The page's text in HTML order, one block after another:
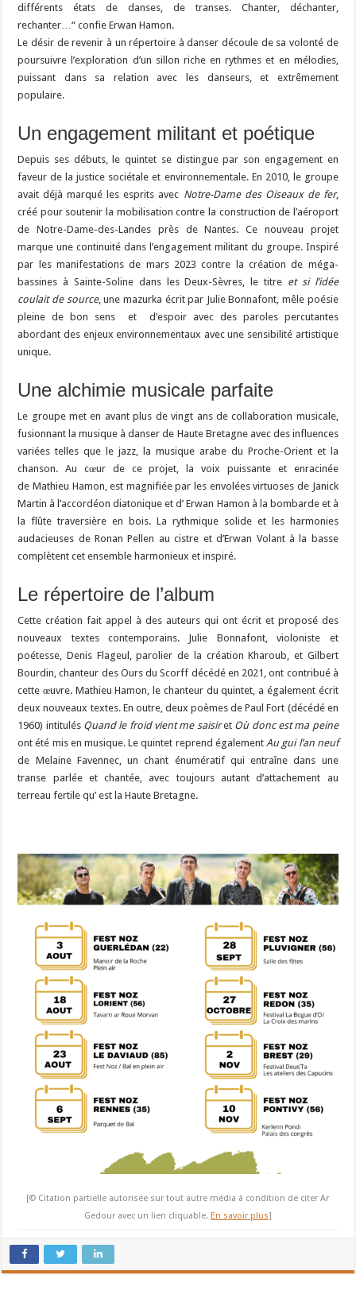
différents états de danses, de transes. Chanter, déchanter,
rechanter…“ confie Erwan Hamon.
Le désir de revenir à un répertoire à danser découle de sa volonté de
poursuivre l’exploration d’un sillon riche en rythmes et en mélodies,
puissant dans sa relation avec les danseurs, et extrêmement
populaire.
Un engagement militant et poétique
Depuis ses débuts, le quintet se distingue par son engagement en
faveur de la justice sociétale et environnementale. En 2010, le groupe
avait déjà marqué les esprits avec Notre-Dame des Oiseaux de fer,
créé pour soutenir la mobilisation contre la construction de l’aéroport
de Notre-Dame-des-Landes près de Nantes. Ce nouveau projet
marque une continuité dans l’engagement militant du groupe. Inspiré
par les manifestations de mars 2023 contre la création de méga-
bassines à Sainte-Soline dans les Deux-Sèvres, le titre et si l’idée
coulait de source, une mazurka écrit par Julie Bonnafont, mêle poésie
pleine de bon sens et d’espoir avec des paroles percutantes
abordant des enjeux environnementaux avec une sensibilité artistique
unique.
Une alchimie musicale parfaite
Le groupe met en avant plus de vingt ans de collaboration musicale,
fusionnant la musique à danser de Haute Bretagne avec des influences
variées telles que le jazz, la musique arabe du Proche-Orient et la
chanson. Au cœur de ce projet, la voix puissante et enracinée
de Mathieu Hamon, est magnifiée par les envolées virtuoses de Janick
Martin à l’accordéon diatonique et d’ Erwan Hamon à la bombarde et à
la flûte traversière en bois. La rythmique solide et les harmonies
audacieuses de Ronan Pellen au cistre et d’Erwan Volant à la basse
complètent cet ensemble harmonieux et inspiré.
Le répertoire de l’album
Cette création fait appel à des auteurs qui ont écrit et proposé des
nouveaux textes contemporains. Julie Bonnafont, violoniste et
poétesse, Denis Flageul, parolier de la création Kharoub, et Gilbert
Bourdin, chanteur des Ours du Scorff décédé en 2021, ont contribué à
cette œuvre. Mathieu Hamon, le chanteur du quintet, a également écrit
deux nouveaux textes. En outre, deux poèmes de Paul Fort (décédé en
1960) intitulés Quand le froid vient me saisiret Où donc est ma peine
ont été mis en musique. Le quintet reprend égalementAu gui l’an neuf
de Melaine Favennec, un chant énumératif qui entraîne dans une
transe parlée et chantée, avec toujours autant d’attachement au
terreau fertile qu’ est la Haute Bretagne.
[© Citation partielle autorisée sur tout autre média à condition de citer Ar
Gedour avec un lien cliquable. En savoir plus]